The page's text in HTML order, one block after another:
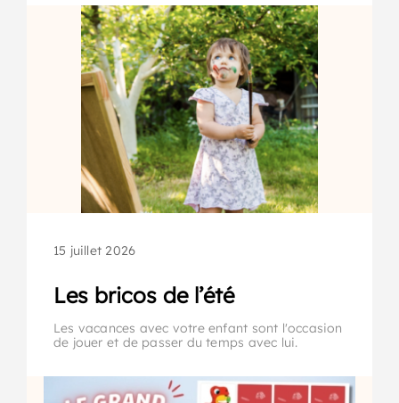
15 juillet 2026
Les bricos de l’été
Les vacances avec votre enfant sont l'occasion
de jouer et de passer du temps avec lui.